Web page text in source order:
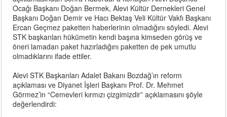
Ocağı Başkanı Doğan Bermek, Alevi Kültür Dernekleri Genel
Başkanı Doğan Demir ve Hacı Bektaş Veli Kültür Vakfı Başkanı
Ercan Geçmez paketten haberlerinin olmadığını söyledi. Alevi
STK başkanları hükümetin kendi başına kimseden görüş ve
öneri lamadan paket hazırladığını paketten de pek umutlu
olmadıklarını ifade ettiler.
Alevi STK Başkanları Adalet Bakanı Bozdağ’ın reform
açıklaması ve Diyanet İşleri Başkanı Prof. Dr. Mehmet
Görmez’in “Cemevleri kırmızı çizgimizdir” açıklamasını şöyle
değerlendirdi: